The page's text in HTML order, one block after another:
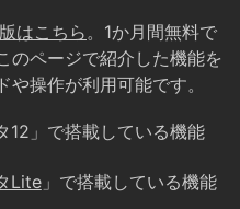
はこちら 。1か月間無料で
のページで紹介した機能を
操作が利用可能です。
12」で搭載している機能
Lite」で搭載している機能